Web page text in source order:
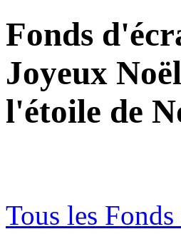
Fonds
Joyeux
l'étoile de
Tous les Fonds